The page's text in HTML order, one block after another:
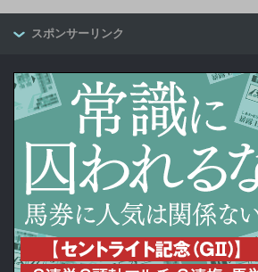
スポンサーリンク